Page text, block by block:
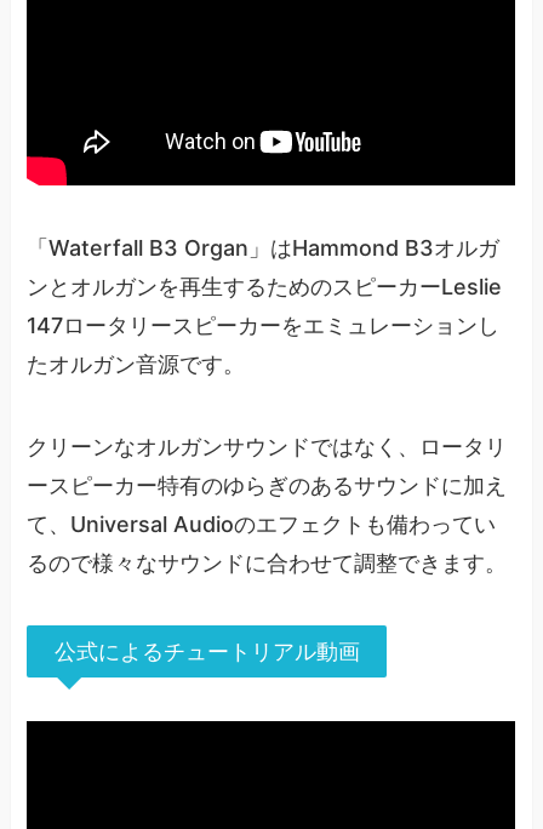
「Waterfall B3 Organ」はHammond B3オルガ
ンとオルガンを再生するためのスピーカーLeslie
147ロータリースピーカーをエミュレーションし
たオルガン音源です。
クリーンなオルガンサウンドではなく、ロータリ
ースピーカー特有のゆらぎのあるサウンドに加え
て、Universal Audioのエフェクトも備わってい
るので様々なサウンドに合わせて調整できます。
公式によるチュートリアル動画